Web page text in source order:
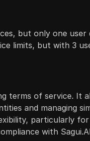
but only one user
limits, but with 3
terms of service. It
and managing
particularly
with